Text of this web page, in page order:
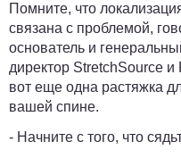
Помните, что
связана с проблемой,
основатель и
директор StretchSource
вот еще одна растяжка
вашей спине.
- Начните с того, что